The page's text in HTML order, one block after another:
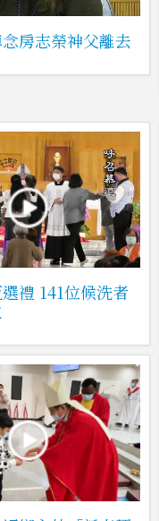
房志榮神父離去
禮 141位候洗者